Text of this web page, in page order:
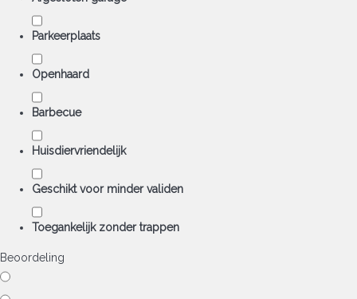
Parkeerplaats
Openhaard
Barbecue
Huisdiervriendelijk
Geschikt voor minder validen
Toegankelijk zonder trappen
Beoordeling